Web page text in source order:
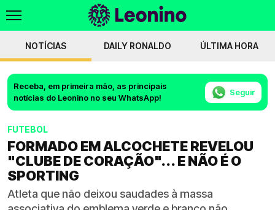
NOTÍCIAS DAILY RONALDO ÚLTIMA HORA
Receba, em primeira mão, as principais
notícias do Leonino no seu WhatsApp!
Seguir
FUTEBOL
FORMADO EM ALCOCHETE REVELOU
"CLUBE DE CORAÇÃO"... E NÃO É O
SPORTING
Atleta que não deixou saudades à massa